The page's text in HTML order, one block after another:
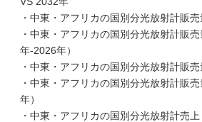
・中東・アフリカの国別分光放射計販
・中東・アフリカの国別分光放射計販
年-2026年）
・中東・アフリカの国別分光放射計販
・中東・アフリカの国別分光放射計販
年）
・中東・アフリカの国別分光放射計売